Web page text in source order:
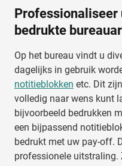
bedrukte
Op het bureau vindt u
dagelijks in gebruik
notitieblokken etc. Dit
volledig naar wens kunt
bijvoorbeeld bedrukken
een bijpassend
bedrukt met uw pay-off.
professionele